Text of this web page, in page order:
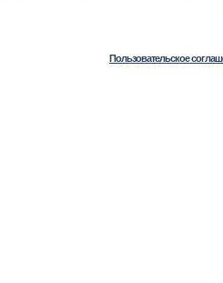
Пользовательское